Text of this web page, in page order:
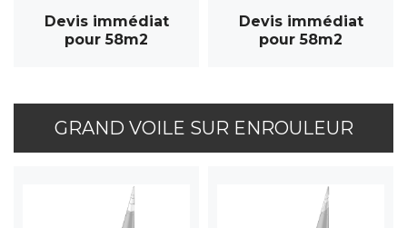
Devis immédiat
pour 58m2
Devis immédiat
pour 58m2
GRAND VOILE SUR ENROULEUR